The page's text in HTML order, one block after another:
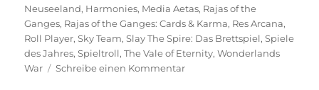
Neuseeland, Harmonies, Media Aetas, Rajas of the
Ganges, Rajas of the Ganges: Cards & Karma, Res Arcana,
Roll Player,Sky Team,Slay The Spire: Das Brettspiel,Spiele
des Jahres,Spieltroll,The Vale of Eternity,Wonderlands
War
Schreibe einen Kommentarzu